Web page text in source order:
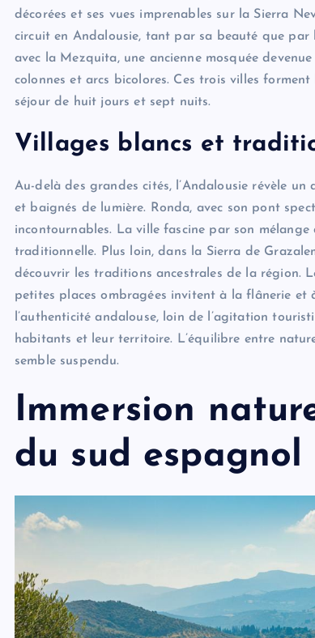
décorées et ses vues imprenables sur la Sierra
circuit en Andalousie, tant par sa beauté que par
avec la Mezquita, une ancienne mosquée
colonnes et arcs bicolores. Ces trois villes
séjour de huit jours et sept nuits.
Villages blancs et
Au-delà des grandes cités, l’Andalousie révèle
et baignés de lumière. Ronda, avec son pont
incontournables. La ville fascine par son
traditionnelle. Plus loin, dans la Sierra de
découvrir les traditions ancestrales de la région.
petites places ombragées invitent à la flânerie et
l’authenticité andalouse, loin de l’agitation
habitants et leur territoire. L’équilibre entre
semble suspendu.
Immersion
du sud espagnol